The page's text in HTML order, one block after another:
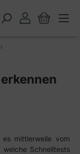
mittlerweile vom
Schnelltests